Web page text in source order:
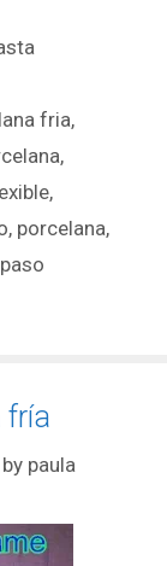
fria,
,
,
, porcelana,
fría
by paula